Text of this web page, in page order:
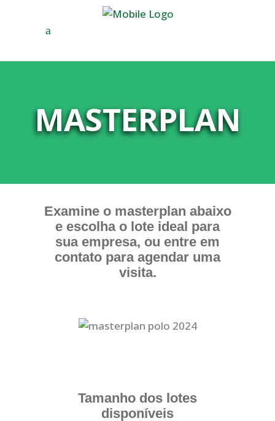
MASTERPLAN
Examine o masterplan abaixo
e escolha o lote ideal para
sua empresa, ou entre em
contato para agendar uma
visita.
Tamanho dos lotes
disponíveis